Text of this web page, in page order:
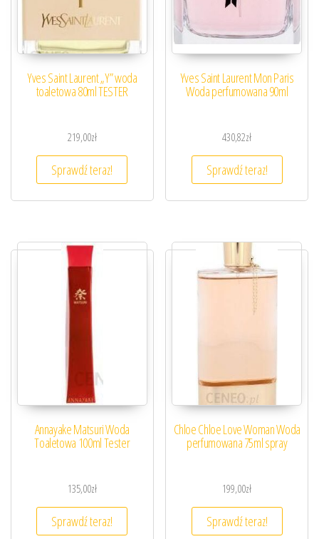
Yves Saint Laurent „Y” woda
toaletowa 80ml TESTER
219,00zł
Sprawdź teraz!
Yves Saint Laurent Mon Paris
Woda perfumowana 90ml
430,82zł
Sprawdź teraz!
Annayake Matsuri Woda
Toaletowa 100ml Tester
135,00zł
Sprawdź teraz!
Chloe Chloe Love Woman Woda
perfumowana 75ml spray
199,00zł
Sprawdź teraz!